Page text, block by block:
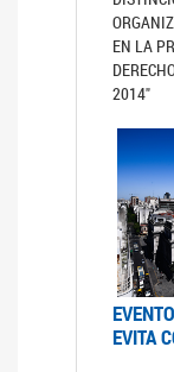
EN LA
2014"
EVITA